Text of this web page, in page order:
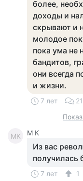
более,
доходы и
скрывают и
молодое
пока ума не
бандитов,
они всегда
и жизни.
7 лет 21
MК M К
Из вас
получилась
7 лет
1